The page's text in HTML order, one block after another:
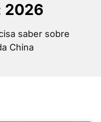
2026
saber sobre
China